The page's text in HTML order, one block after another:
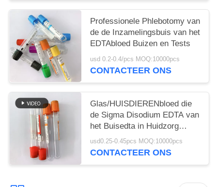
Professionele Phlebotomy van
de de Inzamelingsbuis van het
EDTAbloed Buizen en Tests
usd 0.2-0.4/pcs MOQ:10000pcs
CONTACTEER ONS
Glas/HUISDIERENbloed die
de Sigma Disodium EDTA van
het Buisedta in Huidzorg
verzamelen
usd0.25-0.45pcs MOQ:10000pcs
CONTACTEER ONS